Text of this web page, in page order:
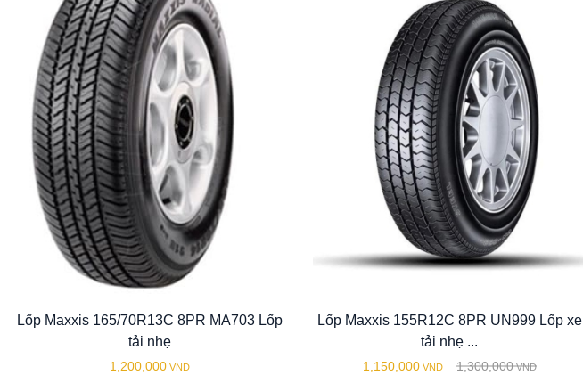
Lốp Maxxis 165/70R13C 8PR MA703 Lốp
tải nhẹ
1,200,000 VND
Lốp Maxxis 155R12C 8PR UN999 Lốp xe
tải nhẹ ...
1,150,000 VND 1,300,000 VND